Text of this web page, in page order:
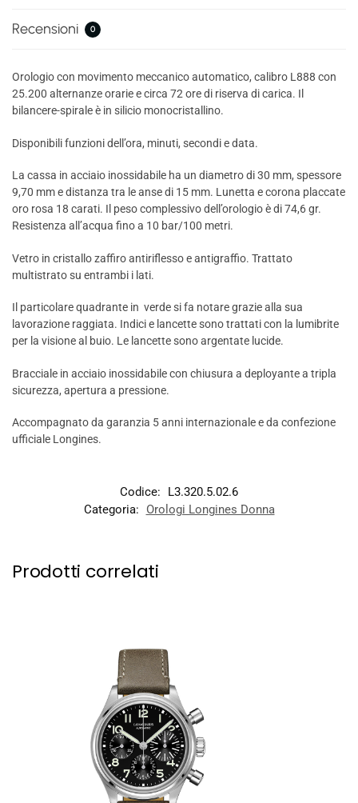
Recensioni 0
Orologio con movimento meccanico automatico, calibro L888 con
25.200 alternanze orarie e circa 72 ore di riserva di carica. Il
bilancere-spirale è in silicio monocristallino.
Disponibili funzioni dell’ora, minuti, secondi e data.
La cassa in acciaio inossidabile ha un diametro di 30 mm, spessore
9,70 mm e distanza tra le anse di 15 mm. Lunetta e corona placcate
oro rosa 18 carati. Il peso complessivo dell’orologio è di 74,6 gr.
Resistenza all’acqua fino a 10 bar/100 metri.
Vetro in cristallo zaffiro antiriflesso e antigraffio. Trattato
multistrato su entrambi i lati.
Il particolare quadrante in verde si fa notare grazie alla sua
lavorazione raggiata. Indici e lancette sono trattati con la lumibrite
per la visione al buio. Le lancette sono argentate lucide.
Bracciale in acciaio inossidabile con chiusura a deployante a tripla
sicurezza, apertura a pressione.
Accompagnato da garanzia 5 anni internazionale e da confezione
ufficiale Longines.
Codice:
L3.320.5.02.6
Categoria:
Orologi Longines Donna
Prodotti correlati